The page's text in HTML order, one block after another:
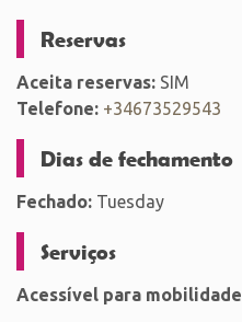
Reservas
Aceita reservas: SIM
Telefone: +34673529543
Dias de fechamento
Fechado: Tuesday
Serviços
Acessível para